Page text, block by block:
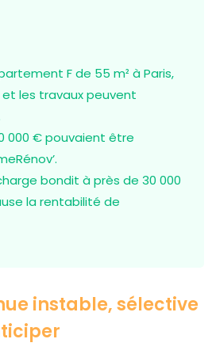
F de 55 m² à Paris,
les travaux peuvent
000 € pouvaient être
bondit à près de 30 000
la rentabilité de
instable, sélective